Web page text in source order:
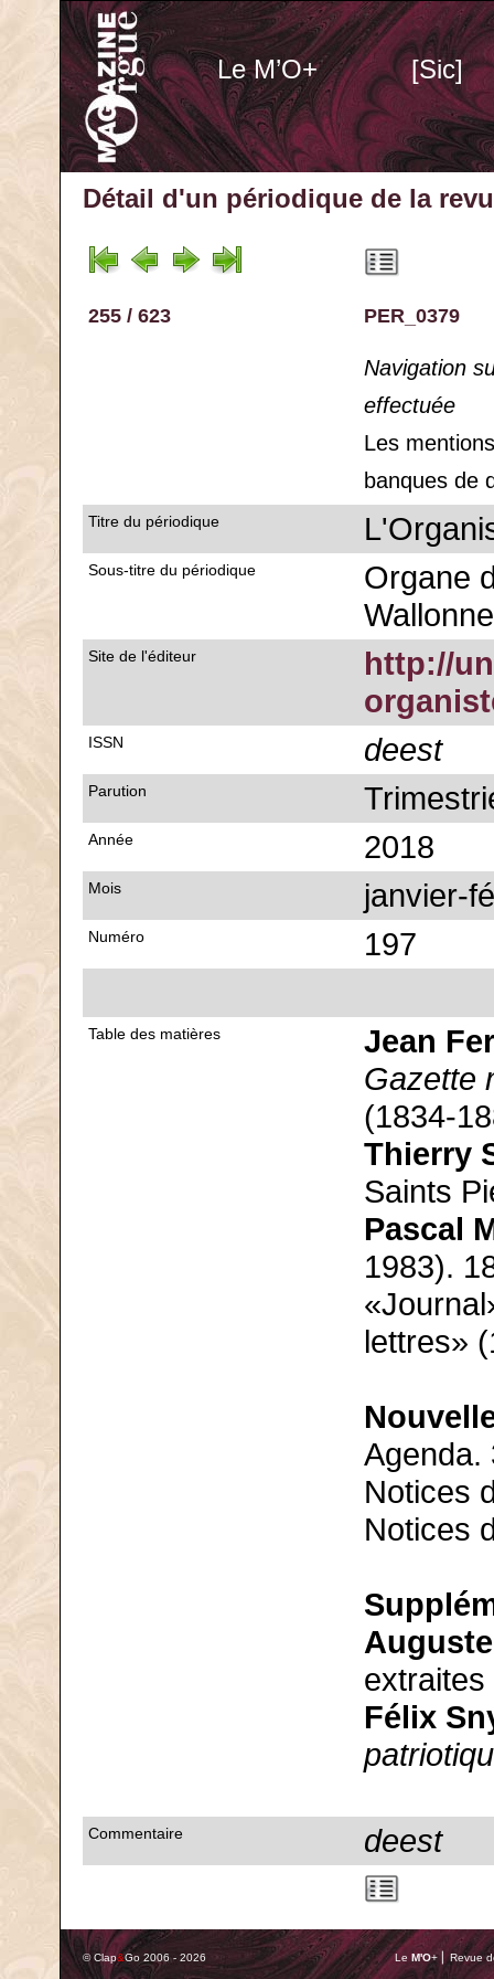
Le M’O+ [Sic]
Détail d'un périodique de la
255 / 623 PER_0379
Navigation
effectuée
Les
banques de
Titre du périodique
Sous-titre du périodique
Organe
Site de l'éditeur
http://
ISSN deest
Parution
Année 2018
Mois janvier-
Numéro 197
Table des matières
Jean
Gazette
(1834-
Thierry
Saints
Pascal
1983).
lettres»
Agenda.
Notices
Notices
Félix
Commentaire deest
© Clap&Go 2006 - 2026 Le M'O+ ⎢ Revue